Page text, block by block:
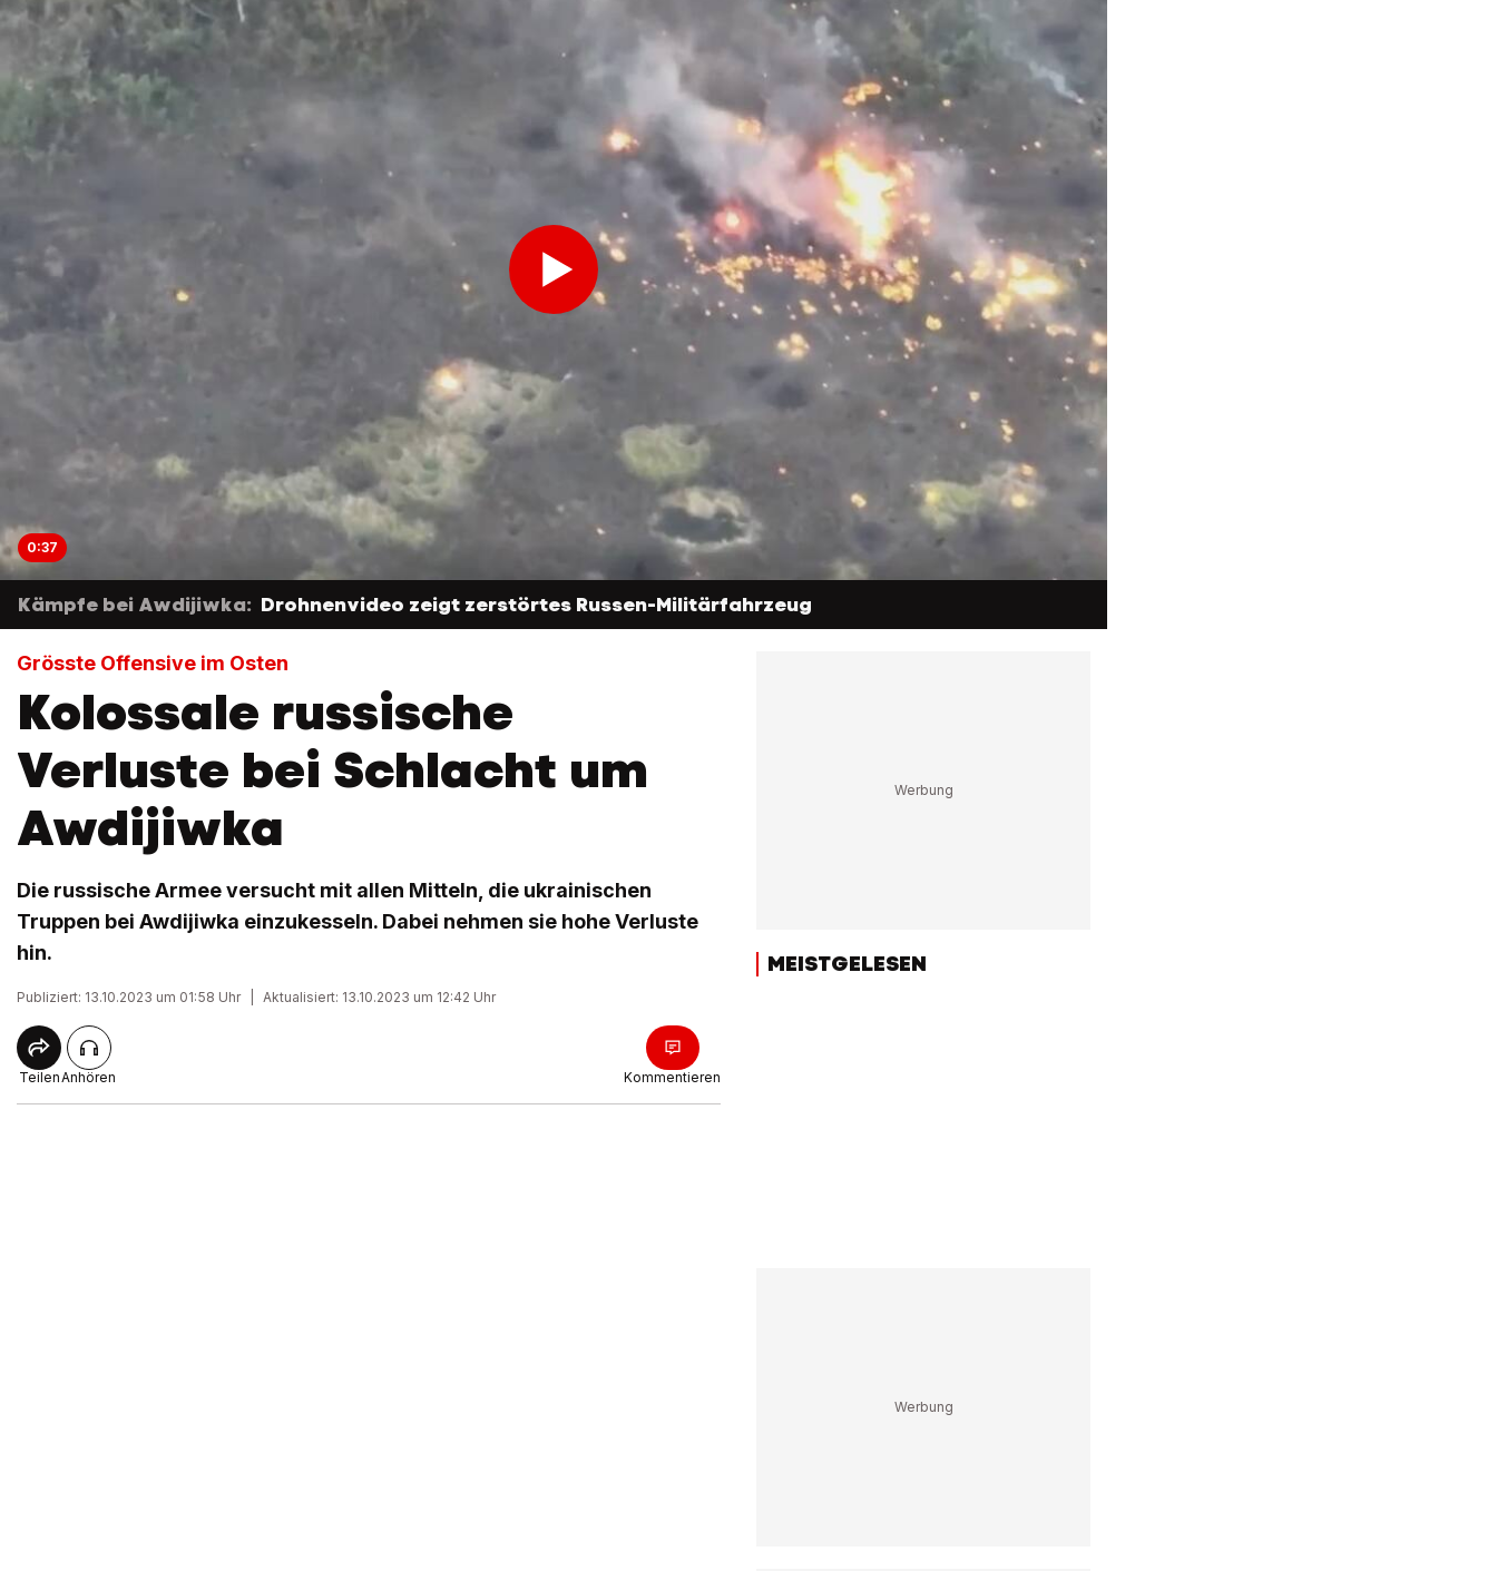
0:37
Kämpfe bei Awdijiwka: Drohnenvideo zeigt zerstörtes Russen-Militärfahrzeug
Grösste Offensive im Osten
Kolossale russische
Verluste bei Schlacht um
Awdijiwka
Die russische Armee versucht mit allen Mitteln, die ukrainischen
Truppen bei Awdijiwka einzukesseln. Dabei nehmen sie hohe Verluste
hin.
Publiziert: 13.10.2023 um 01:58 Uhr Aktualisiert: 13.10.2023 um 12:42 Uhr
TeilenAnhören Kommentieren
MEISTGELESEN